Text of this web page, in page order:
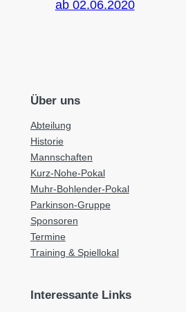
ab 02.06.2020
Über uns
Abteilung
Historie
Mannschaften
Kurz-Nohe-Pokal
Muhr-Bohlender-Pokal
Parkinson-Gruppe
Sponsoren
Termine
Training & Spiellokal
Interessante Links